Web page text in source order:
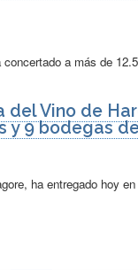
a más de
del Vino de
y 9 bodegas
ha entregado hoy